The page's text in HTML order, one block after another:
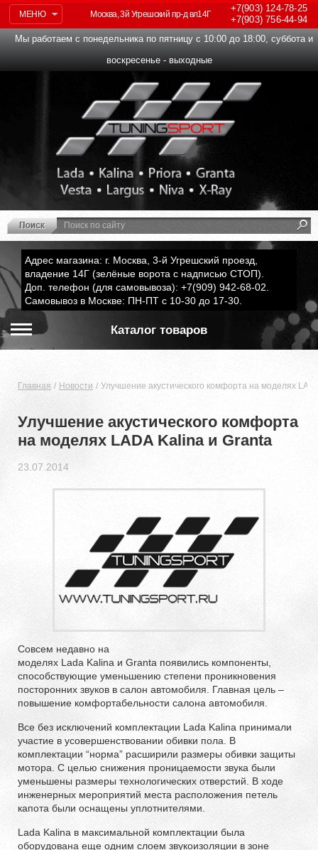
МЕНЮ
+7(903)124-78-25
+7(903)756-44-94
Москва, 3й Угрешский пр-д вл14Г
Мы работаем с понедельника по пятницу с 10:00 до 18:00, суббота и
воскресенье - выходные
Адрес магазина: г. Москва, 3-й Угрешский проезд,
владение 14Г (зелёные ворота с надписью СТОП).
Доп. телефон (для самовывоза): +7(909) 942-68-02.
Самовывоз в Москве: ПН-ПТ с 10-30 до 17-30.
Каталог товаров
Главная Новости Улучшение акустического комфорта на моделях
Улучшение акустического комфорта
на моделях LADA Kalina и Granta
23.07.2014
Совсем недавно на
моделях Lada Kalina и Granta появились компоненты,
способствующие уменьшению степени проникновения
посторонних звуков в салон автомобиля . Главная цель –
повышение комфортабельности салона автомобиля.
Все без исключений комплектации Lada Kalina принимали
участие в усовершенствовании обивки пола. В
комплектации “норма” расширили размеры обивки защиты
мотора. С целью снижения проницаемости звука были
уменьшены размеры технологических отверстий. В ходе
инженерных мероприятий места расположения петель
капота были оснащены уплотнителями.
Lada Kalina в максимальной комплектации была
оборудована еще одним слоем звукоизоляции в зоне